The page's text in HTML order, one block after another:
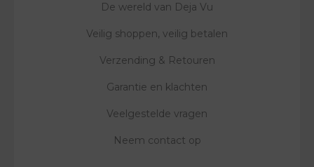
De wereld van Deja Vu
Veilig shoppen, veilig betalen
Verzending & Retouren
Garantie en klachten
Veelgestelde vragen
Neem contact op